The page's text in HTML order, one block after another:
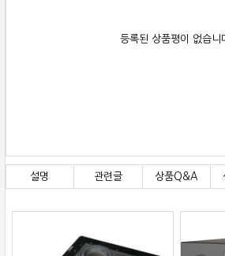
등록된 상품평이 없습니
설명 관련글 상품Q&A